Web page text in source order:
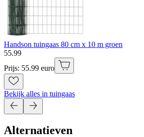
Handson tuingaas 80 cm x 10 m groen
55.99
Prijs: 55.99 euro
Bekijk alles in tuingaas
Alternatieven